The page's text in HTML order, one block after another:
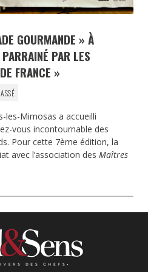
GOURMANDE » À
PAR LES
FRANCE »
les-Mimosas a accueilli
vous incontournable des
Pour cette 7ème édition, la
avec l’association des Maîtres